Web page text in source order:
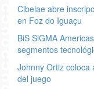
Cibelae abre
en Foz do Iguaçu
BiS SiGMA
segmentos
Johnny Ortiz coloca
del juego